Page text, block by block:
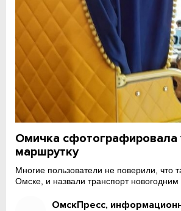
Омичка
маршрутку
Многие пользователи не поверили, что
Омске, и назвали транспорт новогодним
ОмскПресс,